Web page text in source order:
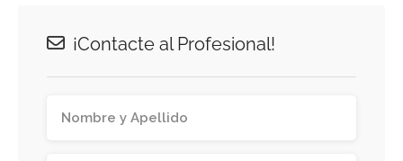
¡Contacte al Profesional!